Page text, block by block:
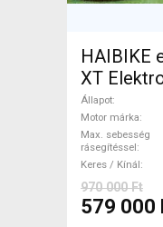
HAIBIKE
XT
össztelós
használt
Állapot
Motor márka
Max. sebesség
rásegítéssel
Keres / Kínál
970 000 Ft
579 000